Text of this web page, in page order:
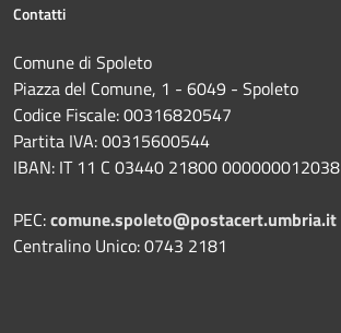
Contatti
Comune di Spoleto
Piazza del Comune, 1 - 6049 - Spoleto
Codice Fiscale: 00316820547
Partita IVA: 00315600544
IBAN: IT 11 C 03440 21800 000000012038
PEC:comune.spoleto@postacert.umbria.it
Centralino Unico: 0743 2181